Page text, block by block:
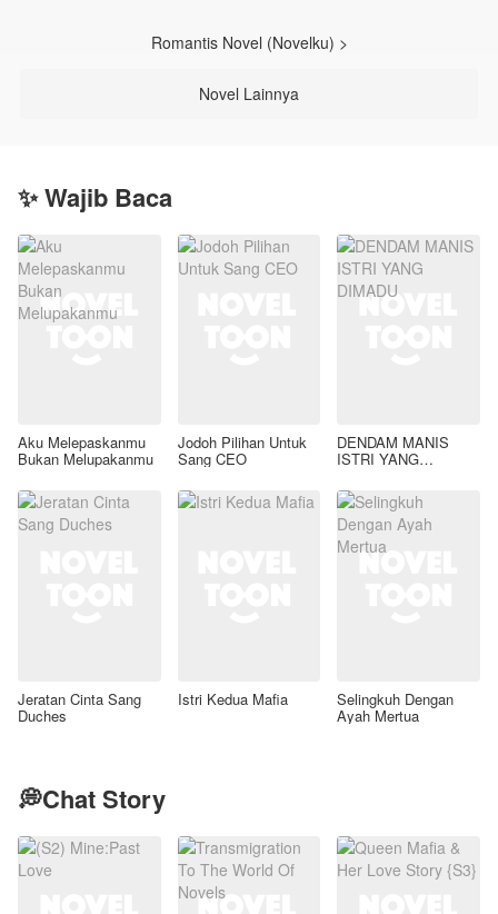
Romantis Novel (Novelku) >
Novel Lainnya
✨ Wajib Baca
Aku Melepaskanmu
Bukan Melupakanmu
Jodoh Pilihan Untuk
Sang CEO
DENDAM MANIS
ISTRI YANG
Jeratan Cinta Sang
Duches
Istri Kedua Mafia Selingkuh Dengan
Ayah Mertua
💭Chat Story